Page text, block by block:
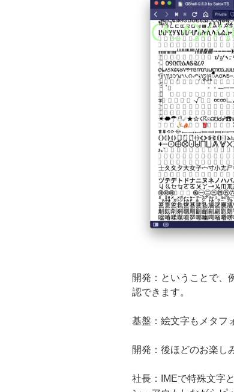
開発：ということで、
認できます。
基盤：絵文字もメタフ
開発：後ほどのお楽し
社長：IMEで特殊文字